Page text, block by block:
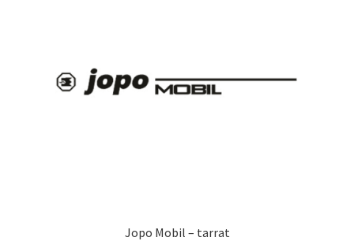
Silityskuvioiden kiinnitysohjeet
Jopo Mobil – tarrat